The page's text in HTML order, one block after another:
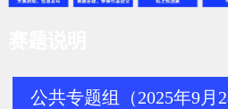
公共专题组（2025年9月